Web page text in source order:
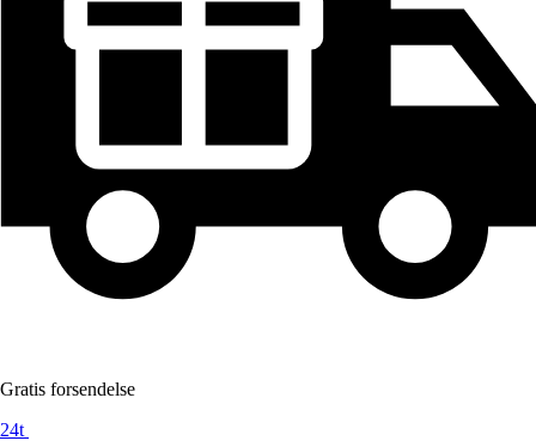
Gratis forsendelse
24t